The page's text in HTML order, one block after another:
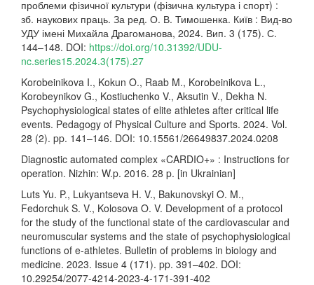
проблеми фізичної культури (фізична культура і спорт) :
зб. наукових праць. За ред. О. В. Тимошенка. Київ : Вид-во
УДУ імені Михайла Драгоманова, 2024. Вип. 3 (175). С.
144–148. DOI: https://doi.org/10.31392/UDU-
nc.series15.2024.3(175).27
Korobeinikova I., Kokun O., Raab M., Korobeinikova L.,
Korobeynikov G., Kostiuchenko V., Aksutin V., Dekha N.
Psychophysiological states of elite athletes after critical life
events. Pedagogy of Physical Culture and Sports. 2024. Vol.
28 (2). pp. 141–146. DOI: 10.15561/26649837.2024.0208
Diagnostic automated complex «CARDIO+» : Instructions for
operation. Nizhin: W.p. 2016. 28 p. [in Ukrainian]
Luts Yu. P., Lukyantseva H. V., Bakunovskyi O. M.,
Fedorchuk S. V., Kolosova O. V. Development of a protocol
for the study of the functional state of the cardiovascular and
neuromuscular systems and the state of psychophysiological
functions of e-athletes. Bulletin of problems in biology and
medicine. 2023. Issue 4 (171). pp. 391–402. DOI:
10.29254/2077-4214-2023-4-171-391-402